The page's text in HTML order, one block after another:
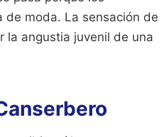
de moda. La sensación de
la angustia juvenil de una